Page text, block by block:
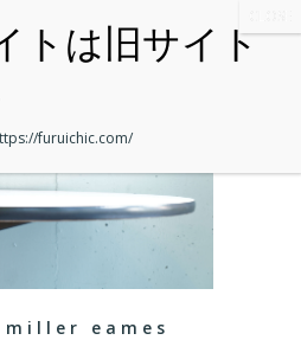
miller eames
furuichic.com/